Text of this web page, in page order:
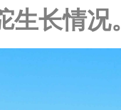
生长情况。